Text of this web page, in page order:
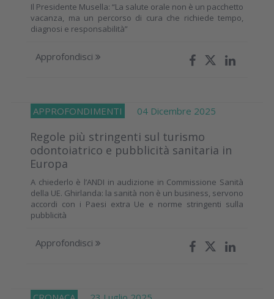
Il Presidente Musella: “La salute orale non è un pacchetto
vacanza, ma un percorso di cura che richiede tempo,
diagnosi e responsabilità”
Approfondisci
APPROFONDIMENTI 04 Dicembre 2025
Regole più stringenti sul turismo
odontoiatrico e pubblicità sanitaria in
Europa
A chiederlo è l’ANDI in audizione in Commissione Sanità
della UE. Ghirlanda: la sanità non è un business, servono
accordi con i Paesi extra Ue e norme stringenti sulla
pubblicità
Approfondisci